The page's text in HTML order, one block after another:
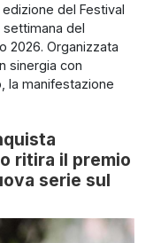
del Festival
settimana del
2026. Organizzata
sinergia con
la manifestazione
ritira il premio
serie sul